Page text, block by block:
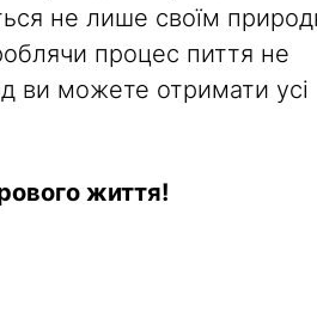
не лише своїм
процес пиття не
ви можете отримати усі
життя!